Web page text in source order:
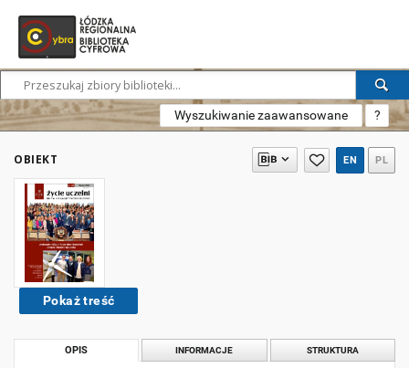
Wyszukiwanie zaawansowane ?
OBIEKT EN PL
Pokaż treść
OPIS INFORMACJE STRUKTURA